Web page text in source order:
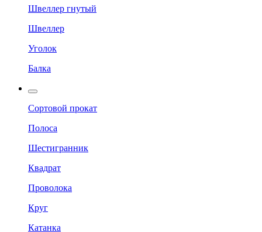
Швеллер гнутый
Швеллер
Уголок
Балка
Сортовой прокат
Полоса
Шестигранник
Квадрат
Проволока
Круг
Катанка